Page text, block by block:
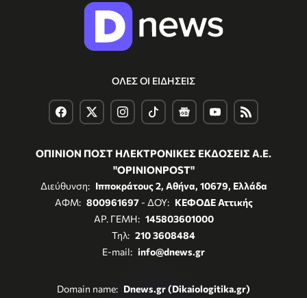
ΟΛΕΣ ΟΙ ΕΙΔΗΣΕΙΣ
ΟΠΙΝΙΟΝ ΠΟΣΤ ΗΛΕΚΤΡΟΝΙΚΕΣ ΕΚΔΟΣΕΙΣ Α.Ε.
"OPINIONPOST"
Διεύθυνση: Ιπποκράτους 2, Αθήνα, 10679, Ελλάδα
ΑΦΜ: 800961697- ΔΟΥ: ΚΕΦΟΔΕ Αττικής
ΑΡ. ΓΕΜΗ: 145803601000
Τηλ: 210 3608484
E-mail: info@dnews.gr
Domain name: Dnews.gr (Dikaiologitika.gr)